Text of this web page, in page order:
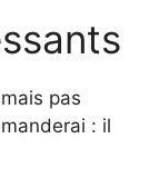
pas
: il